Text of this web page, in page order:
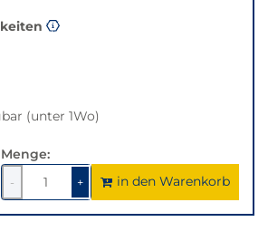
(unter 1Wo)
Menge:
-
1
verringern
+1um
1
erhöhen
in den Warenkorb